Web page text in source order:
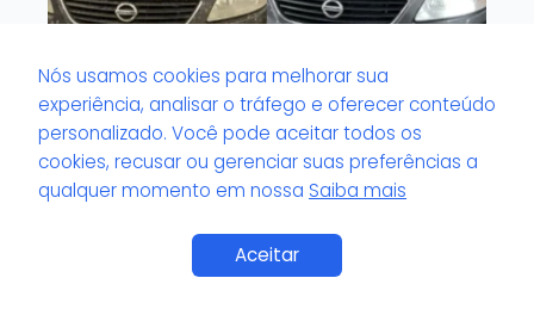
O que é volante com odor impregnado?
Nós usamos cookies para melhorar sua
experiência, analisar o tráfego e oferecer conteúdo
personalizado. Você pode aceitar todos os
cookies, recusar ou gerenciar suas preferências a
qualquer momento em nossa Saiba mais
Aceitar